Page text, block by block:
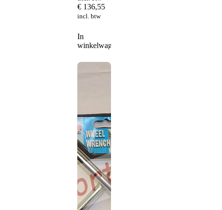
€ 136,55
incl. btw
In
winkelwagen